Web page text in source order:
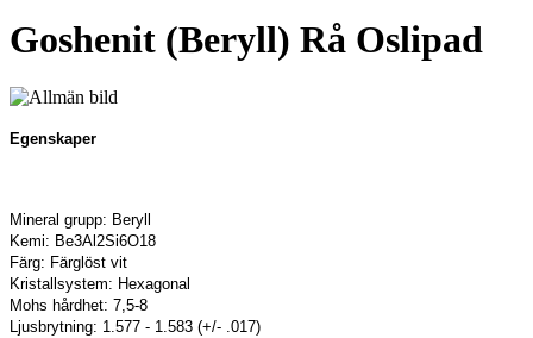
Goshenit (Beryll) Rå Oslipad
Egenskaper
Mineral grupp: Beryll
Kemi: Be3Al2Si6O18
Färg: Färglöst vit
Kristallsystem: Hexagonal
Mohs hårdhet: 7,5-8
Ljusbrytning: 1.577 - 1.583 (+/- .017)